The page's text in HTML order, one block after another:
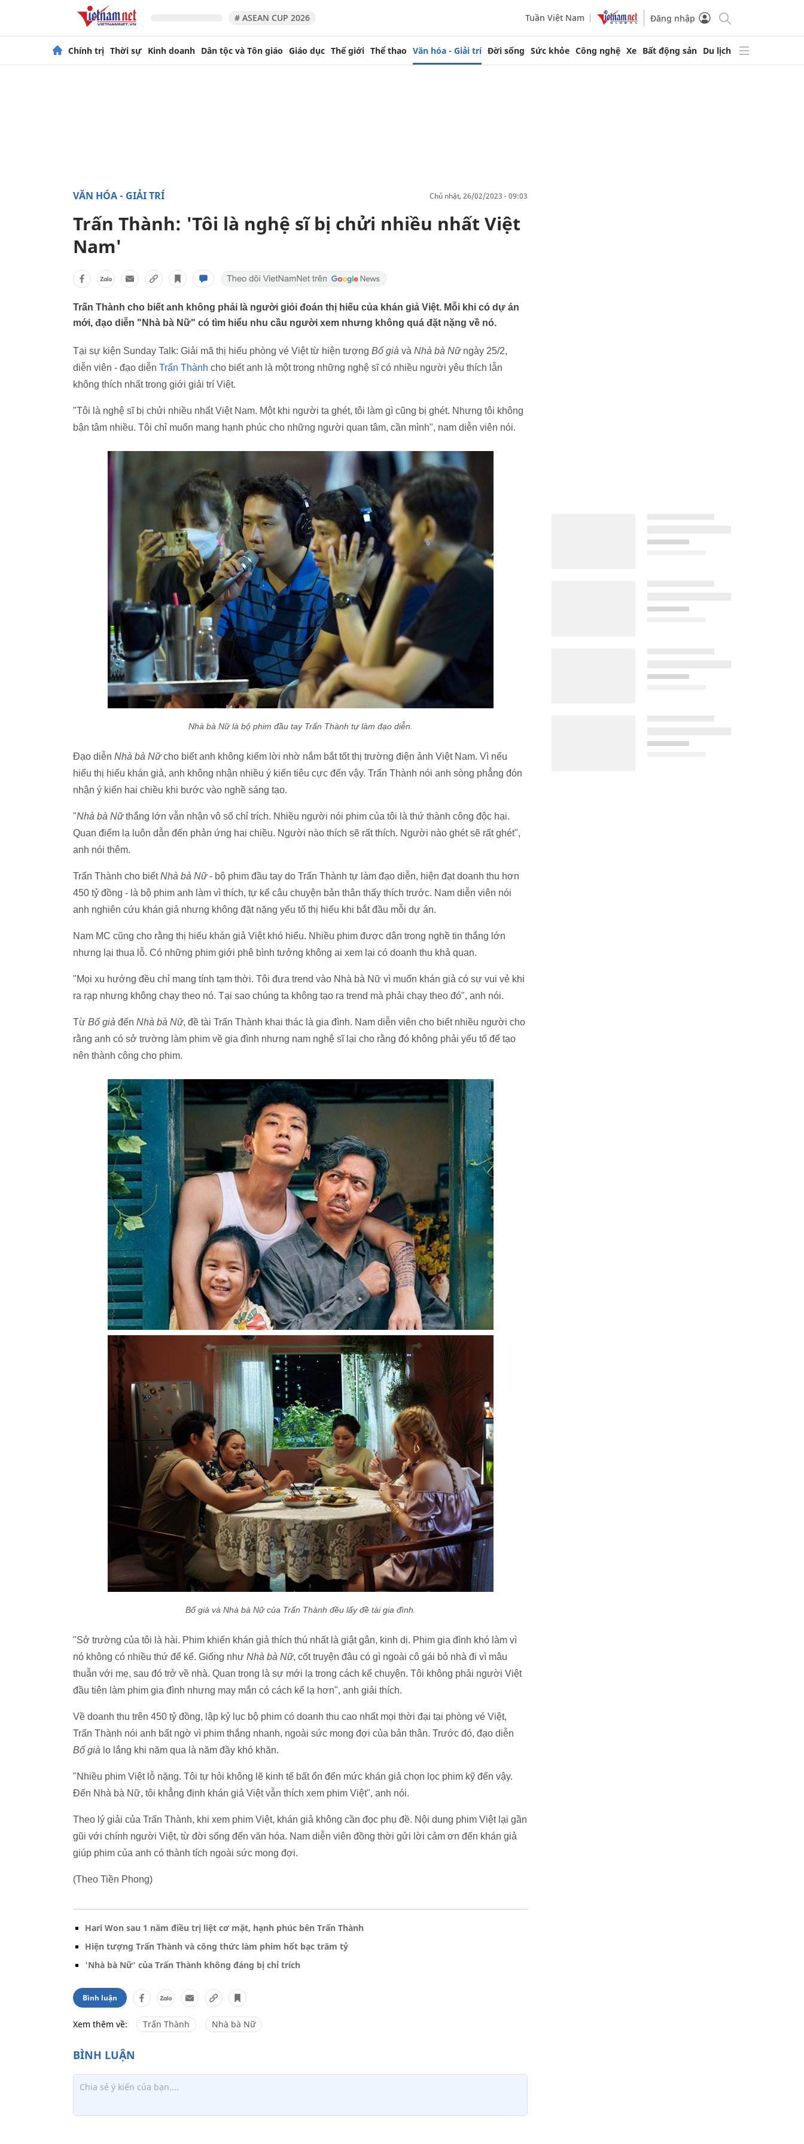
# ASEAN CUP 2026 Tuần Việt Nam Đăng nhập
Chính trị Thời sự Kinh doanh Dân tộc và Tôn giáo Giáo dục Thế giới Thể thao Văn hóa - Giải trí Đời sống Sức khỏe Công nghệ Xe Bất động sản Du lịch
VĂN HÓA - GIẢI TRÍ chủ nhật, 26/02/2023 - 09:03
Trấn Thành: 'Tôi là nghệ sĩ bị chửi nhiều nhất Việt
Nam'
Trấn Thành cho biết anh không phải là người giỏi đoán thị hiếu của khán giả Việt. Mỗi khi có dự án
mới, đạo diễn "Nhà bà Nữ" có tìm hiểu nhu cầu người xem nhưng không quá đặt nặng về nó.
Tại sự kiện Sunday Talk: Giải mã thị hiếu phòng vé Việt từ hiện tượng Bố già và Nhà bà Nữ ngày 25/2,
diễn viên - đạo diễn Trấn Thành cho biết anh là một trong những nghệ sĩ có nhiều người yêu thích lẫn
không thích nhất trong giới giải trí Việt.
"Tôi là nghệ sĩ bị chửi nhiều nhất Việt Nam. Một khi người ta ghét, tôi làm gì cũng bị ghét. Nhưng tôi không
bận tâm nhiều. Tôi chỉ muốn mang hạnh phúc cho những người quan tâm, cần mình", nam diễn viên nói.
Nhà bà Nữlà bộ phim đầu tay Trấn Thành tự làm đạo diễn.
Đạo diễn Nhà bà Nữcho biết anh không kiếm lời nhờ nắm bắt tốt thị trường điện ảnh Việt Nam. Vì nếu
hiểu thị hiếu khán giả, anh không nhận nhiều ý kiến tiêu cực đến vậy. Trấn Thành nói anh sòng phẳng đón
nhận ý kiến hai chiều khi bước vào nghề sáng tạo.
"Nhà bà Nữthắng lớn vẫn nhận vô số chỉ trích. Nhiều người nói phim của tôi là thứ thành công độc hại.
Quan điểm lạ luôn dẫn đến phản ứng hai chiều. Người nào thích sẽ rất thích. Người nào ghét sẽ rất ghét",
anh nói thêm.
Trấn Thành cho biếtNhà bà Nữ- bộ phim đầu tay do Trấn Thành tự làm đạo diễn, hiện đạt doanh thu hơn
450 tỷ đồng - là bộ phim anh làm vì thích, tự kể câu chuyện bản thân thấy thích trước. Nam diễn viên nói
anh nghiên cứu khán giả nhưng không đặt nặng yếu tố thị hiếu khi bắt đầu mỗi dự án.
Nam MC cũng cho rằng thị hiếu khán giả Việt khó hiểu. Nhiều phim được dân trong nghề tin thắng lớn
nhưng lại thua lỗ. Có những phim giới phê bình tưởng không ai xem lại có doanh thu khả quan.
"Mọi xu hướng đều chỉ mang tính tạm thời. Tôi đưa trend vào Nhà bà Nữ vì muốn khán giả có sự vui vẻ khi
ra rạp nhưng không chạy theo nó. Tại sao chúng ta không tạo ra trend mà phải chạy theo đó", anh nói.
Từ Bố già đến Nhà bà Nữ, đề tài Trấn Thành khai thác là gia đình. Nam diễn viên cho biết nhiều người cho
rằng anh có sở trường làm phim về gia đình nhưng nam nghệ sĩ lại cho rằng đó không phải yếu tố để tạo
nên thành công cho phim.
Bố già và Nhà bà Nữcủa Trấn Thành đều lấy đề tài gia đình.
"Sở trường của tôi là hài. Phim khiến khán giả thích thú nhất là giật gân, kinh dị. Phim gia đình khó làm vì
nó không có nhiều thứ để kể. Giống như Nhà bà Nữ, cốt truyện đâu có gì ngoài cô gái bỏ nhà đi vì mâu
thuẫn với mẹ, sau đó trở về nhà. Quan trọng là sự mới lạ trong cách kể chuyện. Tôi không phải người Việt
đầu tiên làm phim gia đình nhưng may mắn có cách kể lạ hơn", anh giải thích.
Về doanh thu trên 450 tỷ đồng, lập kỷ lục bộ phim có doanh thu cao nhất mọi thời đại tại phòng vé Việt,
Trấn Thành nói anh bất ngờ vì phim thắng nhanh, ngoài sức mong đợi của bản thân. Trước đó, đạo diễn
Bố già lo lắng khi năm qua là năm đầy khó khăn.
"Nhiều phim Việt lỗ nặng. Tôi tự hỏi không lẽ kinh tế bất ổn đến mức khán giả chọn lọc phim kỹ đến vậy.
Đến Nhà bà Nữ, tôi khẳng định khán giả Việt vẫn thích xem phim Việt", anh nói.
Theo lý giải của Trấn Thành, khi xem phim Việt, khán giả không cần đọc phụ đề. Nội dung phim Việt lại gần
gũi với chính người Việt, từ đời sống đến văn hóa. Nam diễn viên đồng thời gửi lời cảm ơn đến khán giả
giúp phim của anh có thành tích ngoài sức mong đợi.
(Theo Tiền Phong)
Hari Won sau 1 năm điều trị liệt cơ mặt, hạnh phúc bên Trấn Thành
Hiện tượng Trấn Thành và công thức làm phim hốt bạc trăm tỷ
'Nhà bà Nữ' của Trấn Thành không đáng bị chỉ trích
Bình luận
Xem thêm về: Trấn Thành Nhà bà Nữ